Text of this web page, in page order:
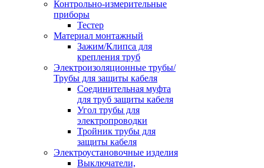
Контрольно-измерительные
приборы
Тестер
Материал монтажный
Зажим/Клипса для
крепления труб
Электроизоляционные трубы/
Трубы для защиты кабеля
Соединительная муфта
для труб защиты кабеля
Угол трубы для
электропроводки
Тройник трубы для
защиты кабеля
Электроустановочные изделия
Выключатели,